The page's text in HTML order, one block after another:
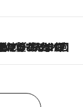
に再ブーム
）のアグレッシブすぎる現在地